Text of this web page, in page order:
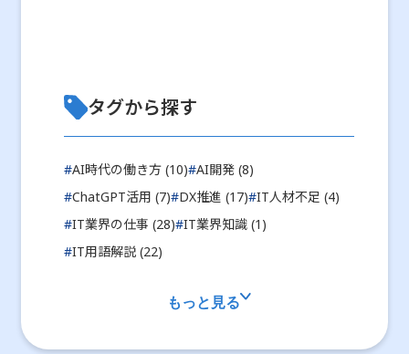
タグから探す
#AI時代の働き方 (10)#AI開発 (8)
#ChatGPT活用 (7)#DX推進 (17)#IT人材不足 (4)
#IT業界の仕事 (28)#IT業界知識 (1)
#IT用語解説 (22)
もっと見る